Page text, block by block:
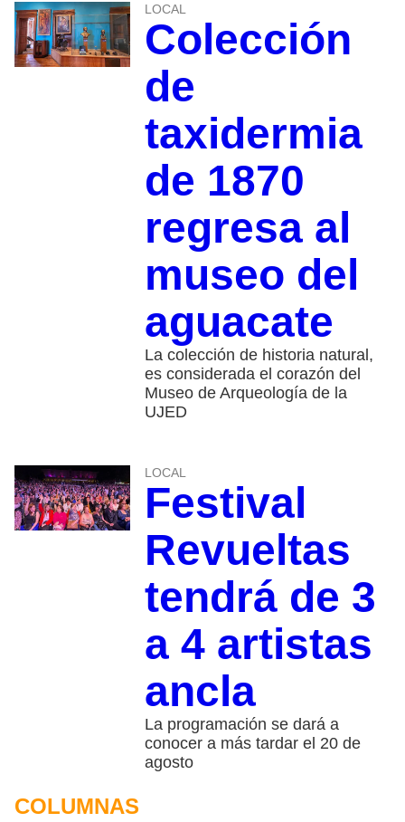
LOCAL
Colección
de
taxidermia
de 1870
regresa al
museo del
aguacate
La colección de historia natural,
es considerada el corazón del
Museo de Arqueología de la
UJED
LOCAL
Festival
Revueltas
tendrá de 3
a 4 artistas
ancla
La programación se dará a
conocer a más tardar el 20 de
agosto
COLUMNAS